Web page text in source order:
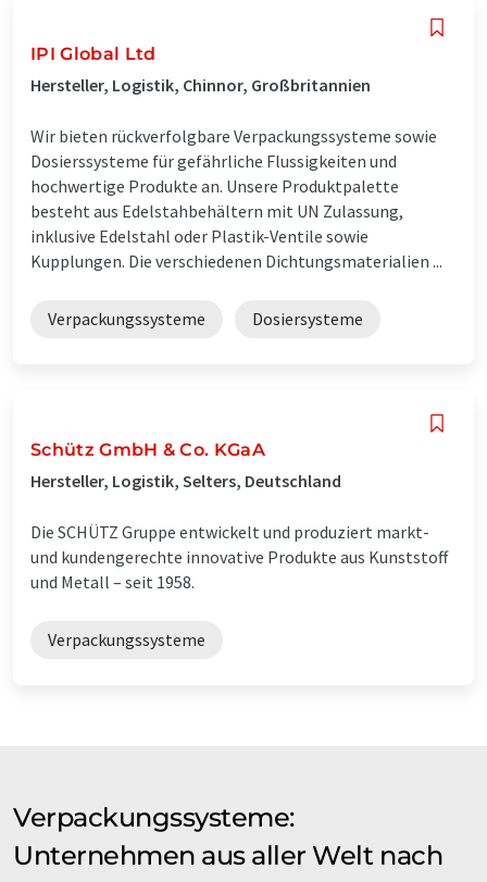
IPI Global Ltd
Hersteller, Logistik, Chinnor, Großbritannien
Wir bieten rückverfolgbare Verpackungssysteme sowie
Dosierssysteme für gefährliche Flussigkeiten und
hochwertige Produkte an. Unsere Produktpalette
besteht aus Edelstahbehältern mit UN Zulassung,
inklusive Edelstahl oder Plastik-Ventile sowie
Kupplungen. Die verschiedenen Dichtungsmaterialien ...
Verpackungssysteme Dosiersysteme
Schütz GmbH & Co. KGaA
Hersteller, Logistik, Selters, Deutschland
Die SCHÜTZ Gruppe entwickelt und produziert markt-
und kundengerechte innovative Produkte aus Kunststoff
und Metall – seit 1958.
Verpackungssysteme
Verpackungssysteme:
Unternehmen aus aller Welt nach